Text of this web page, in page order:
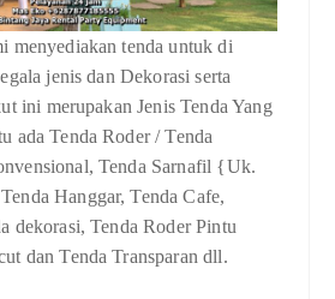
menyediakan tenda untuk di
jenis dan Dekorasi serta
ini merupakan Jenis Tenda Yang
ada Tenda Roder / Tenda
Tenda Sarnafil {Uk.
Hanggar, Tenda Cafe,
dekorasi, Tenda Roder Pintu
dan Tenda Transparan dll.